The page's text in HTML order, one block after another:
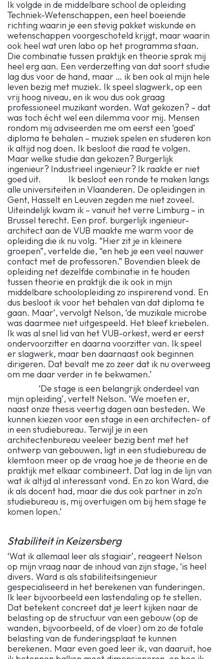
Ik volgde in de middelbare school de opleiding
Techniek-Wetenschappen, een heel boeiende
richting waarin je een stevig pakket wiskunde en
wetenschappen voorgeschoteld krijgt, maar waarin
ook heel wat uren labo op het programma staan.
Die combinatie tussen praktijk en theorie sprak mij
heel erg aan. Een verderzetting van dat soort studie
lag dus voor de hand, maar … ik ben ook al mijn hele
leven bezig met muziek. Ik speel slagwerk, op een
vrij hoog niveau, en ik wou dus ook graag
professioneel muzikant worden. Wat gekozen? – dat
was toch écht wel een dilemma voor mij. Mensen
rondom mij adviseerden me om eerst een ‘goed’
diploma te behalen – muziek spelen en studeren kon
ik altijd nog doen. Ik besloot die raad te volgen.
Maar welke studie dan gekozen? Burgerlijk
ingenieur? Industrieel ingenieur? Ik raakte er niet
goed uit. Ik besloot een ronde te maken langs
alle universiteiten in Vlaanderen. De opleidingen in
Gent, Hasselt en Leuven zegden me niet zoveel.
Uiteindelijk kwam ik – vanuit het verre Limburg – in
Brussel terecht. Een prof. burgerlijk ingenieur-
architect aan de VUB maakte me warm voor de
opleiding die ik nu volg. “Hier zit je in kleinere
groepen”, vertelde die, “en heb je een veel nauwer
contact met de professoren.” Bovendien bleek de
opleiding net dezelfde combinatie in te houden
tussen theorie en praktijk die ik ook in mijn
middelbare schoolopleiding zo inspirerend vond. En
dus besloot ik voor het behalen van dat diploma te
gaan. Maar’, vervolgt Nelson, ‘de muzikale microbe
was daarmee niet uitgespeeld. Het bleef kriebelen.
Ik was al snel lid van het VUB-orkest, werd er eerst
ondervoorzitter en daarna voorzitter van. Ik speel
er slagwerk, maar ben daarnaast ook beginnen
dirigeren. Dat bevalt me zo zeer dat ik nu overweeg
om me daar verder in te bekwamen.’
‘De stage is een belangrijk onderdeel van
mijn opleiding’, vertelt Nelson. ‘We moeten er,
naast onze thesis veertig dagen aan besteden. We
kunnen kiezen voor een stage in een architecten- of
in een studiebureau. Terwijl je in een
architectenbureau veeleer bezig bent met het
ontwerp van gebouwen, ligt in een studiebureau de
klemtoon meer op de vraag hoe je de theorie en de
praktijk met elkaar combineert. Dat lag in de lijn van
wat ik altijd al interessant vond. En zo kon Ward, die
ik als docent had, maar die dus ook partner in zo’n
studiebureau is, mij overtuigen om bij hem stage te
komen lopen.’
Stabiliteit in Keizersberg
‘Wat ik allemaal leer als stagiair’, reageert Nelson
op mijn vraag naar de inhoud van zijn stage, ‘is heel
divers. Ward is als stabiliteitsingenieur
gespecialiseerd in het berekenen van funderingen.
Ik leer bijvoorbeeld een lastendaling op te stellen.
Dat betekent concreet dat je leert kijken naar de
belasting op de structuur van een gebouw (op de
wanden, bijvoorbeeld, of de vloer) om zo de totale
belasting van de funderingsplaat te kunnen
berekenen. Maar even goed leer ik, van daaruit, hoe